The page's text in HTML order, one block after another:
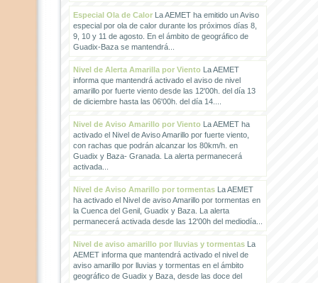
Especial Ola de CalorLa AEMET ha emitido un Aviso
especial por ola de calor durante los próximos días 8,
9, 10 y 11 de agosto. En el ámbito de geográfico de
Guadix-Baza se mantendrá...
Nivel de Alerta Amarilla por VientoLa AEMET
informa que mantendrá activado el aviso de nivel
amarillo por fuerte viento desde las 12'00h. del día 13
de diciembre hasta las 06'00h. del día 14....
Nivel de Aviso Amarillo por VientoLa AEMET ha
activado el Nivel de Aviso Amarillo por fuerte viento,
con rachas que podrán alcanzar los 80km/h. en
Guadix y Baza- Granada. La alerta permanecerá
activada...
Nivel de Aviso Amarillo por tormentasLa AEMET
ha activado el Nivel de aviso Amarillo por tormentas en
la Cuenca del Genil, Guadix y Baza. La alerta
permanecerá activada desde las 12'00h del mediodía...
Nivel de aviso amarillo por lluvias y tormentasLa
AEMET informa que mantendrá activado el nivel de
aviso amarillo por lluvias y tormentas en el ámbito
geográfico de Guadix y Baza, desde las doce del